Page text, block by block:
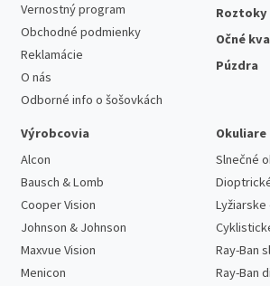
Vernostný program
Obchodné podmienky
Reklamácie
O nás
Odborné info o šošovkách
Roztoky
Očné
Púzdra
Výrobcovia
Alcon
Bausch & Lomb
Cooper Vision
Johnson & Johnson
Maxvue Vision
Menicon
Okuliare
Slnečné
Lyžiarske
Ray-Ban
Ray-Ban